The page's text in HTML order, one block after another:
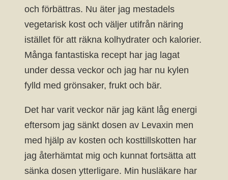
och förbättras. Nu äter jag mestadels
vegetarisk kost och väljer utifrån näring
istället för att räkna kolhydrater och kalorier.
Många fantastiska recept har jag lagat
under dessa veckor och jag har nu kylen
fylld med grönsaker, frukt och bär.
Det har varit veckor när jag känt låg energi
eftersom jag sänkt dosen av Levaxin men
med hjälp av kosten och kosttillskotten har
jag återhämtat mig och kunnat fortsätta att
sänka dosen ytterligare. Min husläkare har